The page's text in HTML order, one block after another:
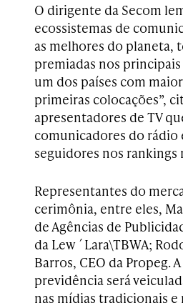
O dirigente da Secom
ecossistemas de
as melhores do planeta,
premiadas nos
um dos países com
primeiras colocações”,
apresentadores de TV
comunicadores do rádio
seguidores nos rankings
Representantes do
cerimônia, entre eles,
de Agências de
da Lew´Lara\TBWA;
Barros, CEO da Propeg.
previdência será
nas mídias tradicionais e